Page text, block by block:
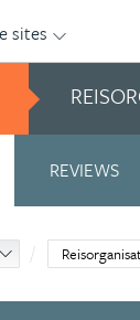
sites
REVIEWS